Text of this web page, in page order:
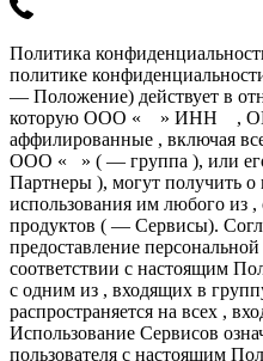
Политика
политике
— Положение) действует в
которую ООО « » ИНН ,
аффилированные , включая
ООО « » ( — группа ), или
Партнеры ), могут получить о
использования им любого из
продуктов ( — Сервисы).
предоставление
соответствии с настоящим
с одним из , входящих в
распространяется на всех ,
Использование Сервисов
пользователя с настоящим